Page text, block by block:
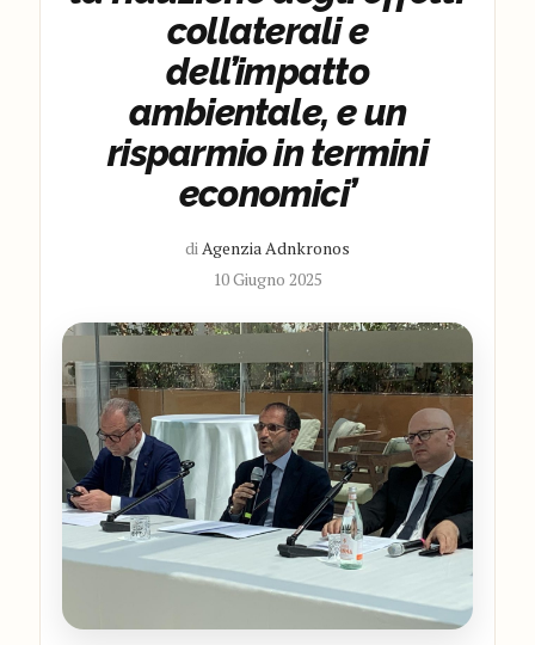
collaterali e
dell’impatto
ambientale, e un
risparmio in termini
economici’
di Agenzia Adnkronos
10 Giugno 2025